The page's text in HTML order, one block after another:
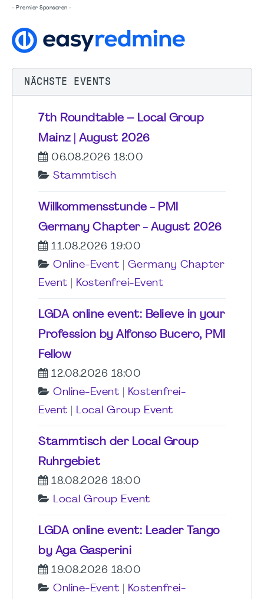
- Premier Sponsoren -
NÄCHSTE EVENTS
7th Roundtable – Local Group
Mainz | August 2026
06.08.2026 18:00
Stammtisch
Willkommensstunde - PMI
Germany Chapter - August 2026
11.08.2026 19:00
Online-Event
Germany Chapter
Event
Kostenfrei-Event
LGDA online event: Believe in your
Profession by Alfonso Bucero, PMI
Fellow
12.08.2026 18:00
Online-Event
Kostenfrei-
Event
Local Group Event
Stammtisch der Local Group
Ruhrgebiet
18.08.2026 18:00
Local Group Event
LGDA online event: Leader Tango
by Aga Gasperini
19.08.2026 18:00
Online-Event
Kostenfrei-